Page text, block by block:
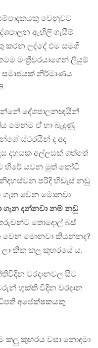
වෙනුවට
ඇඟිලි ගැසීම්
ලද්දේ එම සමගි
මංත්‍රීවරයාගෙන් ලියුම්
සමාජයක් නිර්මාණය
දේශපාලනඥයින්
මෙන්ම ඒ් හා බැදුණූ
ස්ථරයින් ද අද
දහසක අල්ලසක් ගත්තේ
හිරේ යවන මුත් කෝටි
පරිදි හිඩැස් නඩු
වෙන මොනවා
ගැන දන්නවා නම් නඩු
තොදොල් බස්
මොනවා කියන්නද?
කලු කුහරයේ ය.
වරදානවල සිට
භුක්ති විදින වරදාන
අපේක්ෂකයකු
කලු කුහරය වසා නොදමා